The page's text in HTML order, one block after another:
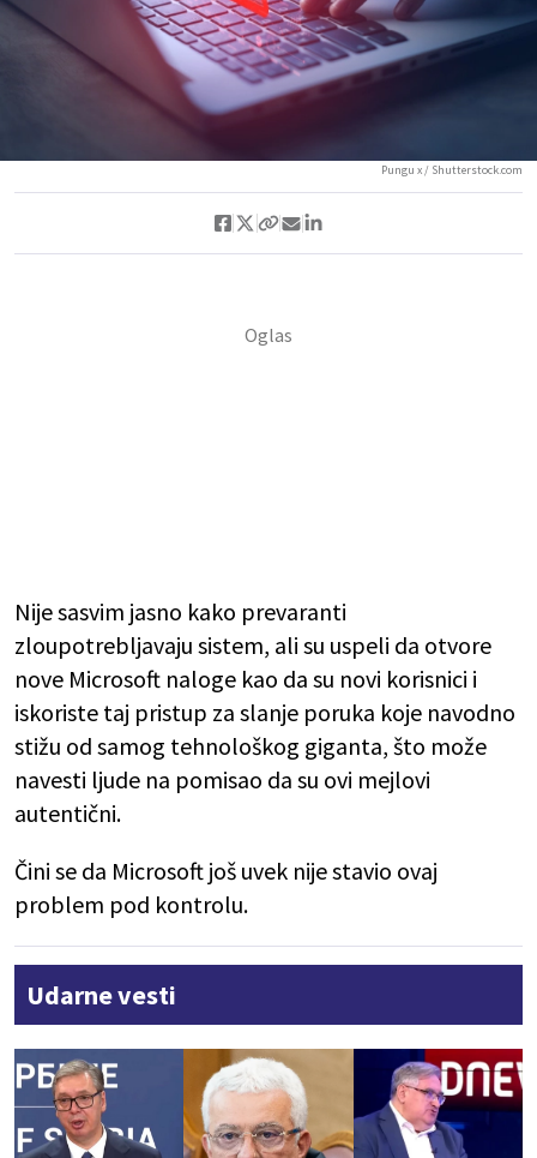
Pungu x / Shutterstock.com
Nije sasvim jasno kako prevaranti
zloupotrebljavaju sistem, ali su uspeli da otvore
nove Microsoft naloge kao da su novi korisnici i
iskoriste taj pristup za slanje poruka koje navodno
stižu od samog tehnološkog giganta, što može
navesti ljude na pomisao da su ovi mejlovi
autentični.
Čini se da Microsoft još uvek nije stavio ovaj
problem pod kontrolu.
Udarne vesti